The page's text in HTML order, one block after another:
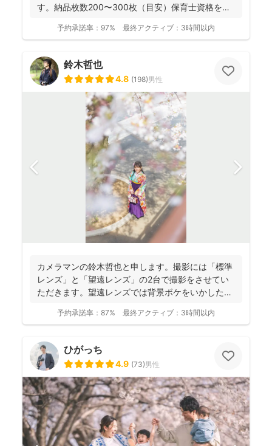
す。納品枚数200〜300枚（目安）保育士資格を持
予約承諾率： 97% 最終アクティブ： 3時間以内
鈴木哲也
4.8 (198)男性
カメラマンの鈴木哲也と申します。撮影には「標準
レンズ」と「望遠レンズ」の2台で撮影をさせてい
ただきます。望遠レンズでは背景ボケをいかしたお
予約承諾率： 87% 最終アクティブ： 3時間以内
ひがっち
4.9 (73)男性